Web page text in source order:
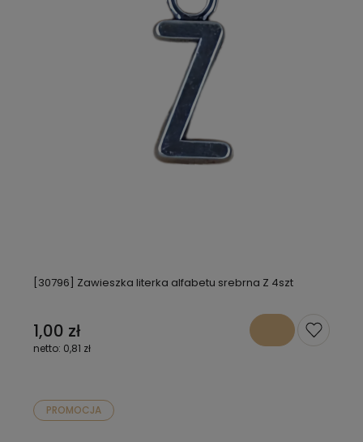
[30796] Zawieszka literka alfabetu srebrna Z 4szt
1,00 zł
0,81 zł
PROMOCJA